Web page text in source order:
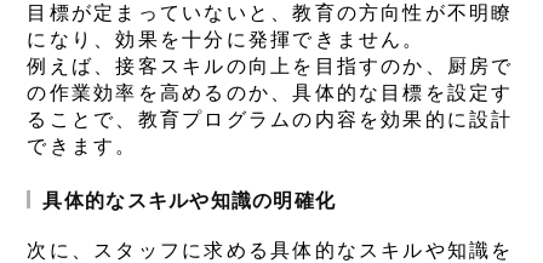
目標が定まっていないと、教育の方向性が不明瞭
になり、効果を十分に発揮できません。
例えば、接客スキルの向上を目指すのか、厨房で
の作業効率を高めるのか、具体的な目標を設定す
ることで、教育プログラムの内容を効果的に設計
できます。
具体的なスキルや知識の明確化
次に、スタッフに求める具体的なスキルや知識を